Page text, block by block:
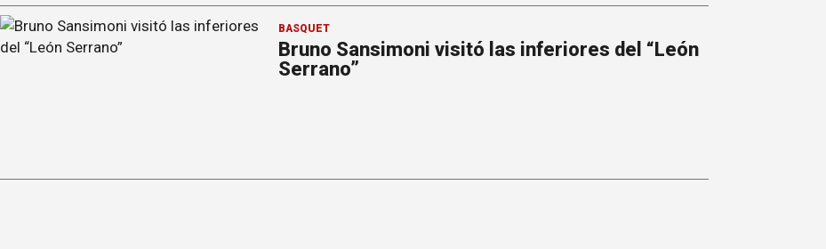
BÁSQUET
Bruno Sansimoni visitó las inferiores del “León
Serrano”